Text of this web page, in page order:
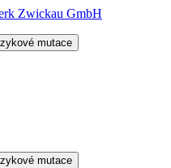
Zwickau GmbH
mutace
mutace